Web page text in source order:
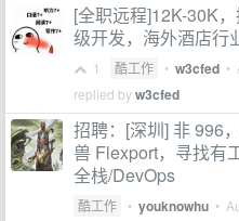
[全职远程]12K-30K
级开发，海外酒店行
1 酷工作 • w3cfed •
replied byw3cfed
招聘：[深圳] 非 996
兽 Flexport，寻找有
全栈/DevOps
酷工作 • youknowhu •